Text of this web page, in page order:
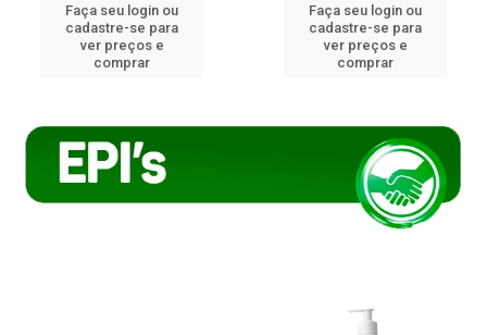
Faça seu login ou
cadastre-se para
ver preços e
comprar
Faça seu login ou
cadastre-se para
ver preços e
comprar